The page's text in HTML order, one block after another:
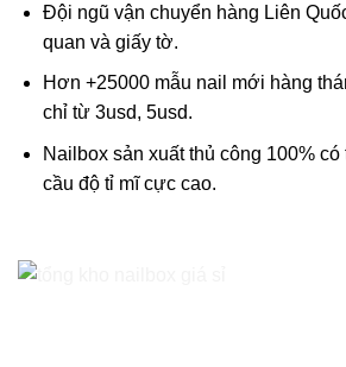
Đội ngũ vận chuyển hàng Liên
quan và giấy tờ.
Hơn +25000 mẫu nail mới hàng
chỉ từ 3usd, 5usd.
Nailbox sản xuất thủ công 100% có
cầu độ tỉ mĩ cực cao.